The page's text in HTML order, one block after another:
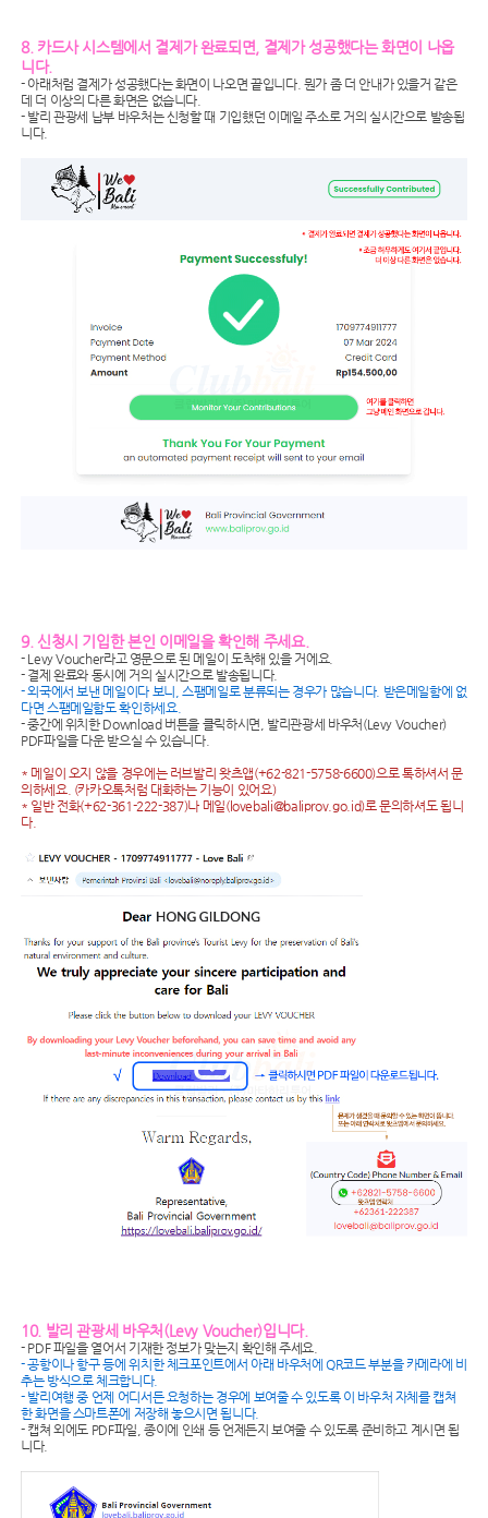
8. 카드사 시스템에서 결제가 완료되면, 결제가 성공했다는 화면이 나옵
니다.
- 아래처럼 결제가 성공했다는 화면이 나오면 끝입니다. 뭔가 좀 더 안내가 있을거 같은
데 더 이상의 다른 화면은 없습니다.
- 발리 관광세 납부 바우처는 신청할 때 기입했던 이메일 주소로 거의 실시간으로 발송됩
니다.
9. 신청시 기입한 본인 이메일을 확인해 주세요.
- Levy Voucher라고 영문으로 된 메일이 도착해 있을 거에요.
- 결제 완료와 동시에 거의 실시간으로 발송됩니다.
- 외국에서 보낸 메일이다 보니, 스팸메일로 분류되는 경우가 많습니다. 받은메일함에 없
다면 스팸메일함도 확인하세요.
- 중간에 위치한 Download 버튼을 클릭하시면, 발리관광세 바우처(Levy Voucher)
PDF파일을 다운 받으실 수 있습니다.
* 메일이 오지 않을 경우에는 러브발리 왓츠앱(+62-821-5758-6600)으로 톡하셔서 문
의하세요. (카카오톡처럼 대화하는 기능이 있어요)
* 일반 전화(+62-361-222-387)나 메일(lovebali@baliprov.go.id)로 문의하셔도 됩니
다.
10. 발리 관광세 바우처(Levy Voucher)입니다.
- PDF 파일을 열어서 기재한 정보가 맞는지 확인해 주세요.
- 공항이나 항구 등에 위치한 체크포인트에서 아래 바우처에 QR코드 부분을 카메라에 비
추는 방식으로 체크합니다.
- 발리여행 중 언제 어디서든 요청하는 경우에 보여줄 수 있도록 이 바우처 자체를 캡쳐
한 화면을 스마트폰에 저장해 놓으시면 됩니다.
- 캡쳐 외에도 PDF파일, 종이에 인쇄 등 언제든지 보여줄 수 있도록 준비하고 계시면 됩
니다.